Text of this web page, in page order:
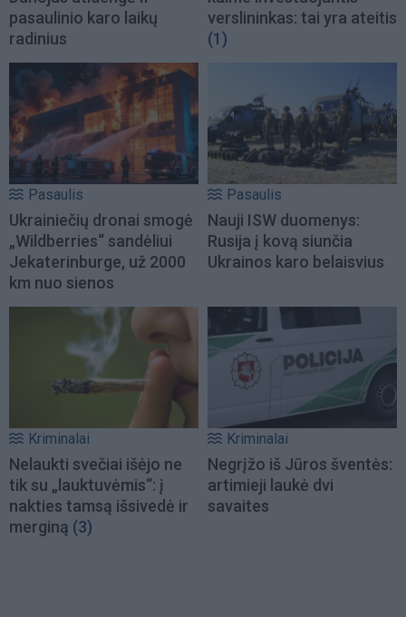
pasaulinio karo laikų
radinius
verslininkas: tai yra ateitis
(1)
Pasaulis
Ukrainiečių dronai smogė
„Wildberries“ sandėliui
Jekaterinburge, už 2000
km nuo sienos
Pasaulis
Nauji ISW duomenys:
Rusija į kovą siunčia
Ukrainos karo belaisvius
Kriminalai
Nelaukti svečiai išėjo ne
tik su „lauktuvėmis“: į
nakties tamsą išsivedė ir
merginą (3)
Kriminalai
Negrįžo iš Jūros šventės:
artimieji laukė dvi
savaites